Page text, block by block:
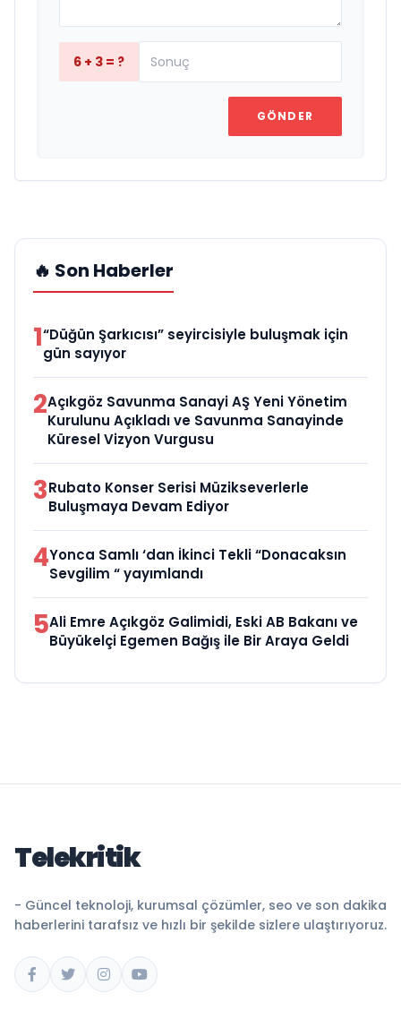
6 + 3 = ?
GÖNDER
🔥 Son Haberler
1“Düğün Şarkıcısı” seyircisiyle buluşmak için
gün sayıyor
2Açıkgöz Savunma Sanayi AŞ Yeni Yönetim
Kurulunu Açıkladı ve Savunma Sanayinde
Küresel Vizyon Vurgusu
3Rubato Konser Serisi Müzikseverlerle
Buluşmaya Devam Ediyor
4Yonca Samlı ‘dan İkinci Tekli “Donacaksın
Sevgilim “ yayımlandı
5Ali Emre Açıkgöz Galimidi, Eski AB Bakanı ve
Büyükelçi Egemen Bağış ile Bir Araya Geldi
Telekritik
- Güncel teknoloji, kurumsal çözümler, seo ve son dakika
haberlerini tarafsız ve hızlı bir şekilde sizlere ulaştırıyoruz.